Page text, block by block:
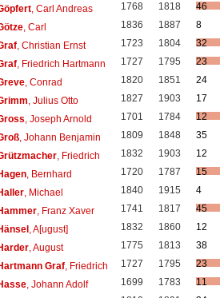
, Carl Andreas 1768 1818
46
, Carl 1836 1887
8
, Christian Ernst 1723 1804
32
, Friedrich Hartmann 1727 1795
23
, Conrad 1820 1851
24
, Julius Otto 1827 1903
17
, Joseph Arnold 1701 1784
12
, Johann Benjamin 1809 1848
35
, Friedrich 1832 1903
12
, Bernhard 1720 1787
15
, Michael 1840 1915
4
, Franz Xaver 1741 1817
45
, A[ugust] 1832 1860
12
, August 1775 1813
38
Graf, Friedrich 1727 1795
23
, Johann Adolf 1699 1783
11